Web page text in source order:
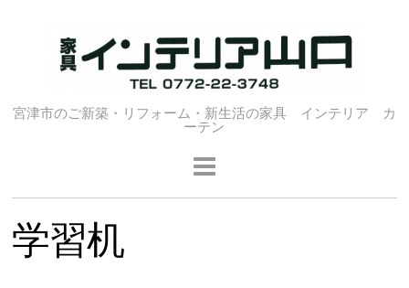
宮津市のご新築・リフォーム・新生活の家具 インテリア カ
ーテン
学習机